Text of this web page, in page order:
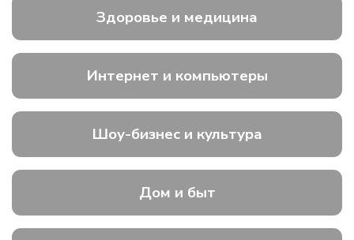
Здоровье и медицина
Интернет и компьютеры
Шоу-бизнес и культура
Дом и быт